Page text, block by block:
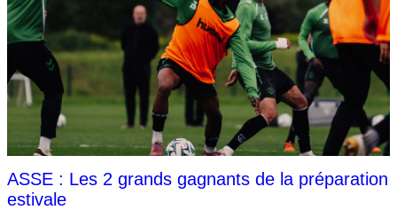
ASSE : Les 2 grands gagnants de la préparation
estivale